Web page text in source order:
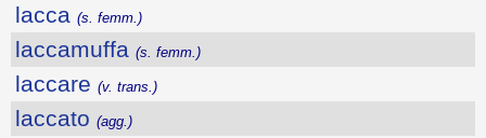
lacca (s. femm.)
laccamuffa (s. femm.)
laccare (v. trans.)
laccato (agg.)